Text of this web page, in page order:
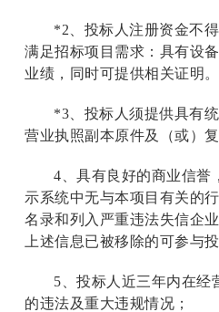
*2 、投标人注册资金不
满足招标项目需求：具有设
业绩，同时可提供相关证明。
*3 、投标人须提供具有
营业执照副本原件及（或）
4 、具有良好的商业信
示系统中无与本项目有关的
名录和列入严重违法失信企
上述信息已被移除的可参与投
5 、投标人近三年内在
的违法及重大违规情况；